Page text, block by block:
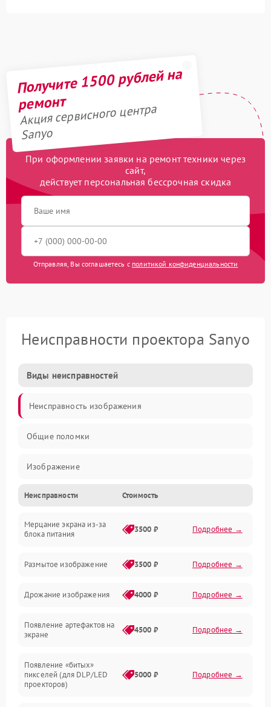
Получите 1500 рублей на
ремонт
Акция сервисного центра
Sanyo
При оформлении заявки на ремонт техники через
сайт,
действует персональная бессрочная скидка
Отправляя, Вы соглашаетесь с политикой конфиденциальности
Неисправности проектора Sanyo
Виды неисправностей
Неисправность изображения
Общие поломки
Изображение
Лампа подсветки
Неисправность управления и интерфейсов
Неисправности Стоимость
Мерцание экрана из-за
блока питания
3500 ₽ Подробнее →
Размытое изображение 3500 ₽ Подробнее →
Дрожание изображения 4000 ₽ Подробнее →
Появление артефактов на
экране
4500 ₽ Подробнее →
Появление «битых»
пикселей (для DLP/LED
проекторов)
5000 ₽ Подробнее →